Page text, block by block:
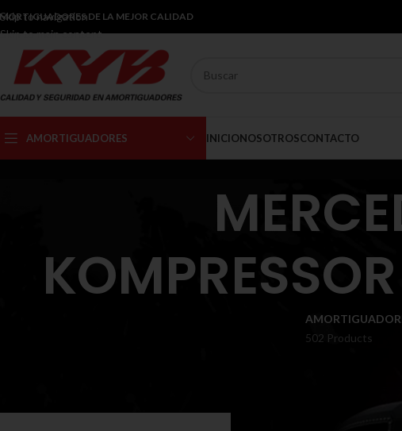
Skip to navigation
Skip to main content
DE LA MEJOR CALIDAD
AMORTIGUADORES INICIONOSOTROSCONTACTO
502 Products